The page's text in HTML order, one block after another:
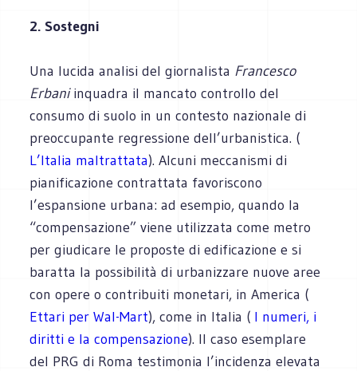
2. Sostegni
Una lucida analisi del giornalista Francesco
Erbaniinquadra il mancato controllo del
consumo di suolo in un contesto nazionale di
preoccupante regressione dell’urbanistica. (
L’Italia maltrattata). Alcuni meccanismi di
pianificazione contrattata favoriscono
l’espansione urbana: ad esempio, quando la
“compensazione” viene utilizzata come metro
per giudicare le proposte di edificazione e si
baratta la possibilità di urbanizzare nuove aree
con opere o contribuiti monetari, in America (
Ettari per Wal-Mart), come in Italia ( I numeri, i
diritti e la compensazione). Il caso esemplare
del PRG di Roma testimonia l’incidenza elevata